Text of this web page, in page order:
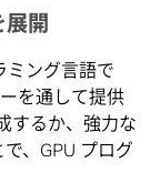
開
ミング言語で
を通して提供
するか、強力な
、GPU プログ